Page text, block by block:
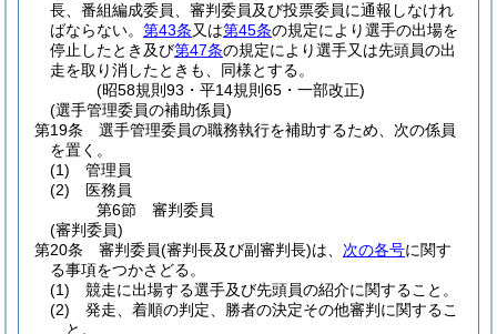
長、番組編成委員、審判委員及び投票委員に通報しなけれ
ばならない。 第43条又は第45条の規定により選手の出場を
停止したとき及び第47条の規定により選手又は先頭員の出
走を取り消したときも、同様とする。
(昭58規則93・平14規則65・一部改正)
(選手管理委員の補助係員)
第19条
選手管理委員の職務執行を補助するため、次の係員
を置く。
(1)
管理員
(2)
医務員
第6節
審判委員
(審判委員)
第20条
審判委員(審判長及び副審判長)は、 次の各号に関す
る事項をつかさどる。
(1)
競走に出場する選手及び先頭員の紹介に関すること。
(2)
発走、着順の判定、勝者の決定その他審判に関するこ
と。